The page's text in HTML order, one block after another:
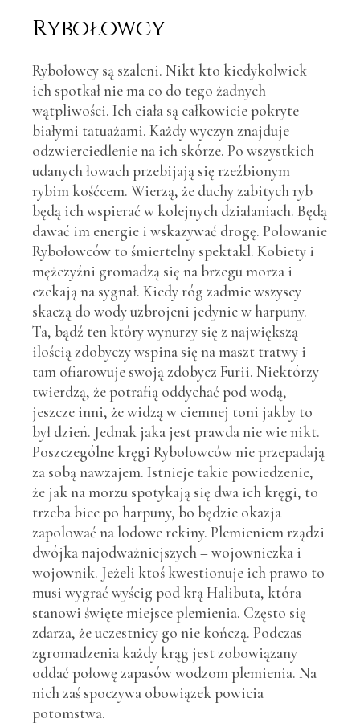
Rybołowcy
Rybołowcy są szaleni. Nikt kto kiedykolwiek
ich spotkał nie ma co do tego żadnych
wątpliwości. Ich ciała są całkowicie pokryte
białymi tatuażami. Każdy wyczyn znajduje
odzwierciedlenie na ich skórze. Po wszystkich
udanych łowach przebijają się rzeźbionym
rybim kośćcem. Wierzą, że duchy zabitych ryb
będą ich wspierać w kolejnych działaniach. Będą
dawać im energie i wskazywać drogę. Polowanie
Rybołowców to śmiertelny spektakl. Kobiety i
mężczyźni gromadzą się na brzegu morza i
czekają na sygnał. Kiedy róg zadmie wszyscy
skaczą do wody uzbrojeni jedynie w harpuny.
Ta, bądź ten który wynurzy się z największą
ilością zdobyczy wspina się na maszt tratwy i
tam ofiarowuje swoją zdobycz Furii. Niektórzy
twierdzą, że potrafią oddychać pod wodą,
jeszcze inni, że widzą w ciemnej toni jakby to
był dzień. Jednak jaka jest prawda nie wie nikt.
Poszczególne kręgi Rybołowców nie przepadają
za sobą nawzajem. Istnieje takie powiedzenie,
że jak na morzu spotykają się dwa ich kręgi, to
trzeba biec po harpuny, bo będzie okazja
zapolować na lodowe rekiny. Plemieniem rządzi
dwójka najodważniejszych – wojowniczka i
wojownik. Jeżeli ktoś kwestionuje ich prawo to
musi wygrać wyścig pod krą Halibuta, która
stanowi święte miejsce plemienia. Często się
zdarza, że uczestnicy go nie kończą. Podczas
zgromadzenia każdy krąg jest zobowiązany
oddać połowę zapasów wodzom plemienia. Na
nich zaś spoczywa obowiązek powicia
potomstwa.